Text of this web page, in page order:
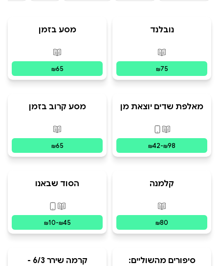
נובלנד
פורמטים זמינים
₪75
מסע בזמן
פורמטים זמינים
₪65
מאלפת שדים יוצאת מן
פורמטים זמינים
מודפס, דיגיטלי
₪42-₪98
מסע קרוב בזמן
פורמטים זמינים
₪65
קלמנה
פורמטים זמינים
₪80
הסוד שבאנו
פורמטים זמינים
₪10-₪45
סיפורים מהשוליים:
קרמה שירר 6/3 -